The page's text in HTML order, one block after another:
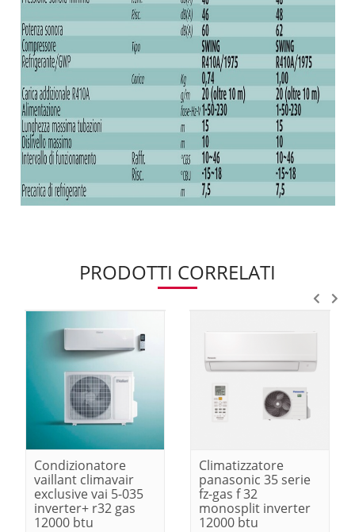
PRODOTTI CORRELATI
Condizionatore
vaillant climavair
exclusive vai 5-035
inverter+ r32 gas
12000 btu
Climatizzatore
panasonic 35 serie
fz-gas f 32
monosplit inverter
12000 btu